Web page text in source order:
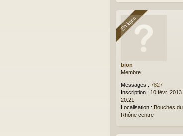
bion
Membre
Messages : 7827
Inscription : 10 févr. 2013
20:21
Localisation : Bouches du
Rhône centre
En ligne
En ligne